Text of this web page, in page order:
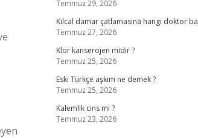
Temmuz 29, 2026
Kılcal damar çatlamasına hangi doktor
Temmuz 27, 2026
Klor kanserojen midir ?
Temmuz 25, 2026
Eski Türkçe aşkım ne demek ?
Temmuz 25, 2026
Kalemlik cins mi ?
Temmuz 23, 2026